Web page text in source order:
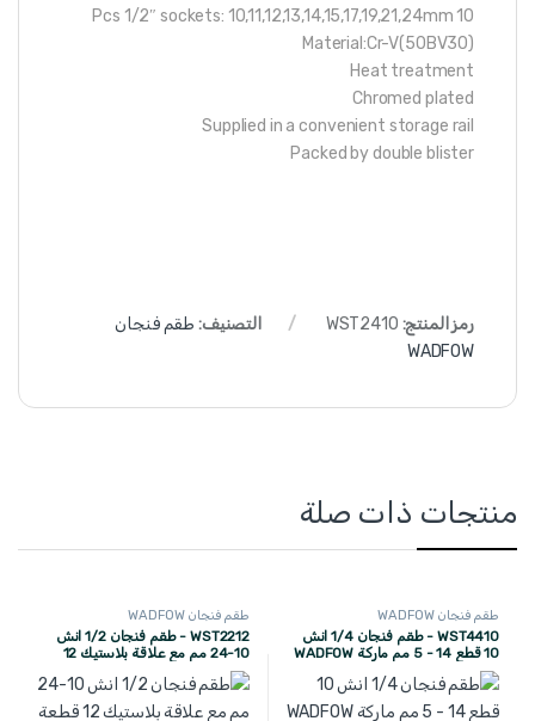
10 Pcs 1/2″ sockets: 10,11,12,13,14,15,17,19,21,24mm
Material:Cr-V(50BV30)
Heat treatment
Chromed plated
Supplied in a convenient storage rail
Packed by double blister
رمز المنتج: WST2410 التصنيف: طقم فنجان
WADFOW
منتجات ذات صلة
طقم فنجان WADFOW
WST4410 - طقم فنجان 1/4 انش
10 قطع 14 - 5 مم ماركة WADFOW
طقم فنجان WADFOW
WST2212 - طقم فنجان 1/2 انش
10-24 مم مع علاقة بلاستيك 12
قطعة ماركة WADFOW